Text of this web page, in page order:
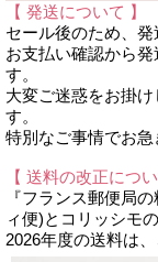
【 発送について 】
セール後のため、発
お支払い確認から
す。
大変ご迷惑をお掛
す。
特別なご事情でお急
【 送料の改正につい
『フランス郵便局
ィ便)とコリッシモ
2026年度の送料は、